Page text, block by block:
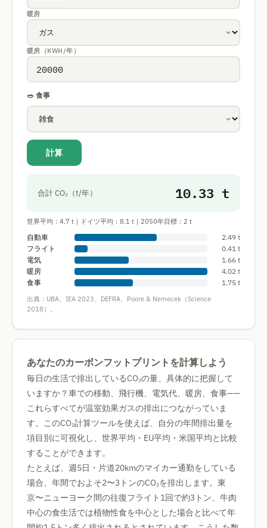
暖房
暖房（KWH/年）
🥗 食事
計算
合計 CO₂（t/年） 10.33 t
世界平均：4.7 t｜ドイツ平均：8.1 t｜2050年目標：2 t
自動車
2.49 t
フライト
0.41 t
電気
1.66 t
暖房
4.02 t
食事
1.75 t
出典：UBA、IEA 2023、DEFRA、Poore & Nemecek（Science
2018）。
あなたのカーボンフットプリントを計算しよう
毎日の生活で排出しているCO₂の量、具体的に把握して
いますか？車での移動、飛行機、電気代、暖房、食事——
これらすべてが温室効果ガスの排出につながっていま
す。このCO₂計算ツールを使えば、自分の年間排出量を
項目別に可視化し、世界平均・EU平均・米国平均と比較
することができます。
たとえば、週5日・片道20kmのマイカー通勤をしている
場合、年間でおよそ2〜3トンのCO₂を排出します。東
京〜ニューヨーク間の往復フライト1回で約3トン、牛肉
中心の食生活では植物性食を中心とした場合と比べて年